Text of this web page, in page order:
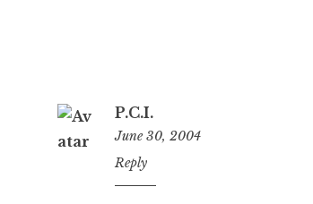
P.C.I.
June 30, 2004
12:56
am
Reply